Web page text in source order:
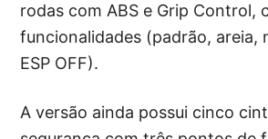
rodas com ABS e Grip Control,
funcionalidades (padrão, areia,
ESP OFF).
A versão ainda possui cinco